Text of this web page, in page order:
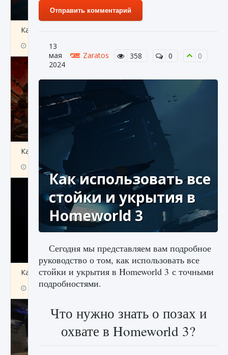
Как создавать предметы в Creatures of Ava
9 августа 2024
Как найти Гробницу Изгоев в Diablo 4
9 августа 2024 1 337 0
Как получить Thunder Egg в Stardew Valley
9 августа 2024
Отправить комментарий
13
мая
2024
Zaratos 358 0 0
Как использовать все
стойки и укрытия в
Homeworld 3
Сегодня мы представляем вам подробное
руководство о том, как использовать все
стойки и укрытия в Homeworld 3 с точными
подробностями.
Что нужно знать о позах и
охвате в Homeworld 3?